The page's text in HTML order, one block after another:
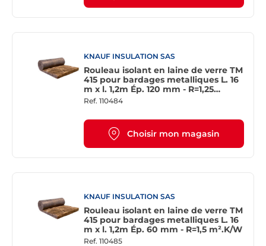
KNAUF INSULATION SAS
Rouleau isolant en laine de verre TM
415 pour bardages metalliques L. 16
m x l. 1,2m Ép. 120 mm - R=1,25
m².K/W
Ref. 110484
Choisir mon magasin
KNAUF INSULATION SAS
Rouleau isolant en laine de verre TM
415 pour bardages metalliques L. 16
m x l. 1,2m Ép. 60 mm - R=1,5 m².K/W
Ref. 110485